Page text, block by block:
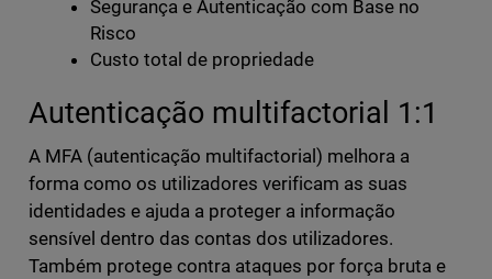
Segurança e Autenticação com Base no
Risco
Custo total de propriedade
Autenticação multifactorial 1:1
A MFA (autenticação multifactorial) melhora a
forma como os utilizadores verificam as suas
identidades e ajuda a proteger a informação
sensível dentro das contas dos utilizadores.
Também protege contra ataques por força bruta e